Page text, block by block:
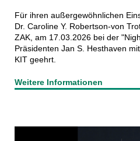
Für ihren außergewöhnlichen
Dr. Caroline Y. Robertson-von
ZAK, am 17.03.2026 bei der
Präsidenten Jan S. Hesthaven
KIT geehrt.
Weitere Informationen